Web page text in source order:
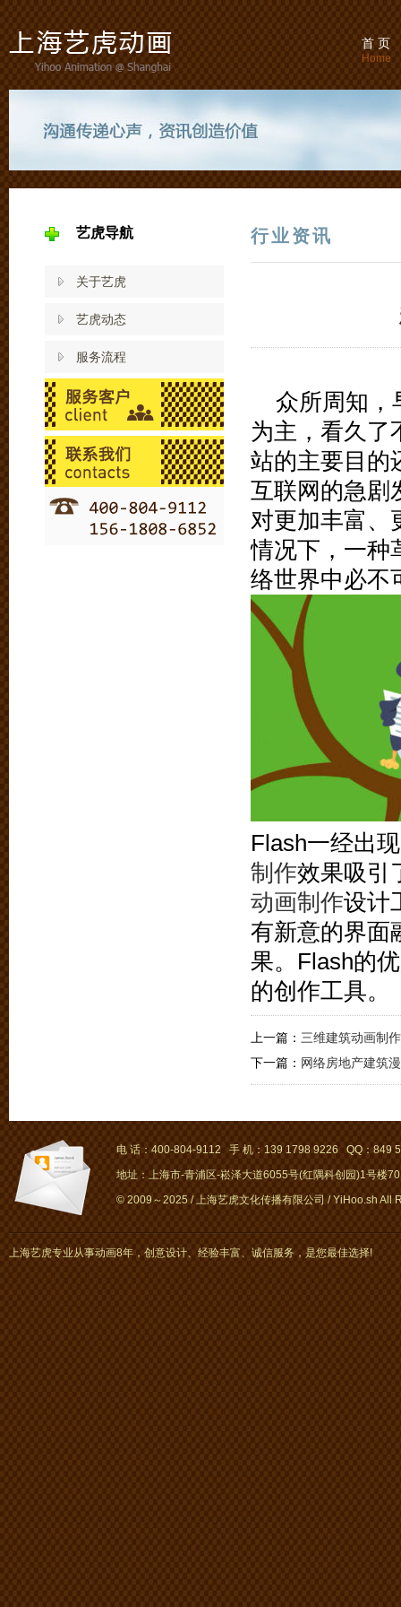
首 页
Home
艺虎导航
关于艺虎
艺虎动态
服务流程
行业资讯
众所周知，
为主，看久了
站的主要目的
互联网的急剧
对更加丰富、
情况下，一种
络世界中必
Flash一经出
制作效果吸引
动画制作设计
有新意的界面
果。Flash的
的创作工具。
上一篇： 三维建筑动画制
下一篇： 网络房地产建筑
电 话：400-804-9112 手 机：139 1798 9226 QQ：849
地址：上海市-青浦区-崧泽大道6055号(红隅科创园)1号楼
© 2009～2025 / 上海艺虎文化传播有限公司 / YiHoo.sh All
上海艺虎专业从事动画8年，创意设计、经验丰富、诚信服务，是您最佳选择!